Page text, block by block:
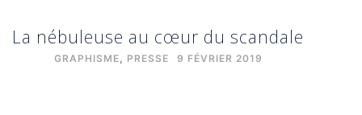
La nébuleuse au cœur du scandale
GRAPHISME, PRESSE 9 FÉVRIER 2019